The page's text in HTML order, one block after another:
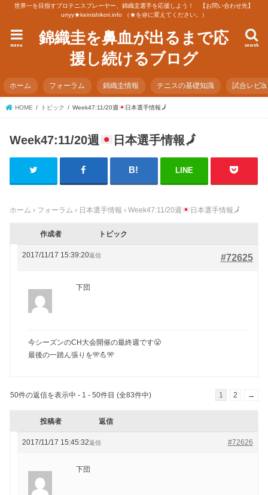
世界一を目指すプロテニスプレーヤー、錦織圭選手を応援しよう！ 【お問い合わせ先】
urryy★keinishikori.info （★を@に変えてください。）
錦織圭を鼻血が出るまで応
援し続けるブログ
search
menu
ホーム フォーラム 錦織圭情報 テニスの基礎知識 試合レビ
HOME トピック Week47:11/20週 日本選手情報🗾
Week47:11/20週 日本選手情報🗾
LINE
ホーム › フォーラム › 日本選手情報 › Week47:11/20週 日本選手情報🗾
作成者 トピック
2017/11/17 15:39:20 #72625
返信
下団
今シーズンのCH大会開催の最終週です😤
最後の一踏ん張りを🎌💪🎌
50件の返信を表示中 - 1 - 50件目 (全83件中) 1 2 →
投稿者 返信
2017/11/17 15:45:32 #72626
返信
下団